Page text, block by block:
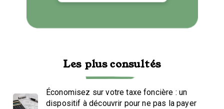
Les plus consultés
Économisez sur votre taxe foncière : un
dispositif à découvrir pour ne pas la payer